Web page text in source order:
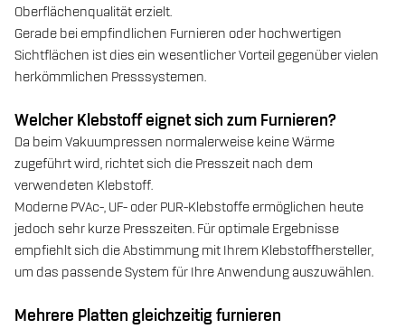
Oberflächenqualität erzielt.
Gerade bei empfindlichen Furnieren oder hochwertigen
Sichtflächen ist dies ein wesentlicher Vorteil gegenüber vielen
herkömmlichen Presssystemen.
Welcher Klebstoff eignet sich zum Furnieren?
Da beim Vakuumpressen normalerweise keine Wärme
zugeführt wird, richtet sich die Presszeit nach dem
verwendeten Klebstoff.
Moderne PVAc-, UF- oder PUR-Klebstoffe ermöglichen heute
jedoch sehr kurze Presszeiten. Für optimale Ergebnisse
empfiehlt sich die Abstimmung mit Ihrem Klebstoffhersteller,
um das passende System für Ihre Anwendung auszuwählen.
Mehrere Platten gleichzeitig furnieren